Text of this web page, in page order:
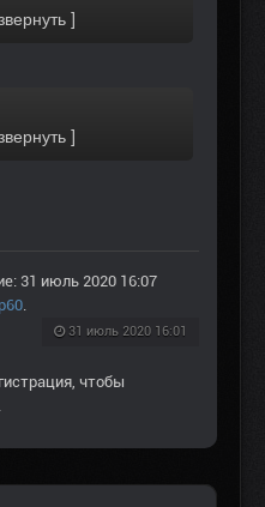
31 июль 2020 16:07
.
31 июль 2020 16:01
, чтобы